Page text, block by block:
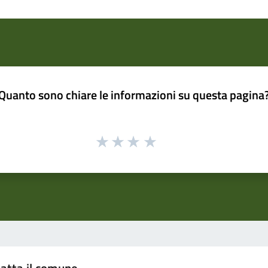
sono chiare le informazioni su questa